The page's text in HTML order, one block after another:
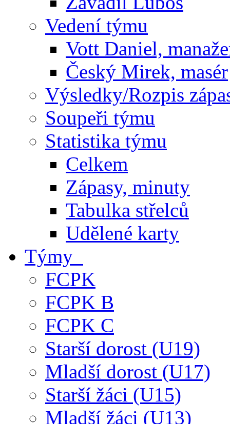
Vedení týmu
Vott Daniel,
Český Mirek, masér
Výsledky/Rozpis
Soupeři týmu
Statistika týmu
Celkem
Zápasy, minuty
Tabulka střelců
Udělené karty
Týmy
FCPK
FCPK B
FCPK C
Starší dorost (U19)
Mladší dorost (U17)
Starší žáci (U15)
Mladší žáci (U13)